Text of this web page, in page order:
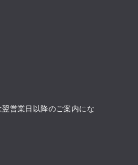
営業日以降のご案内にな